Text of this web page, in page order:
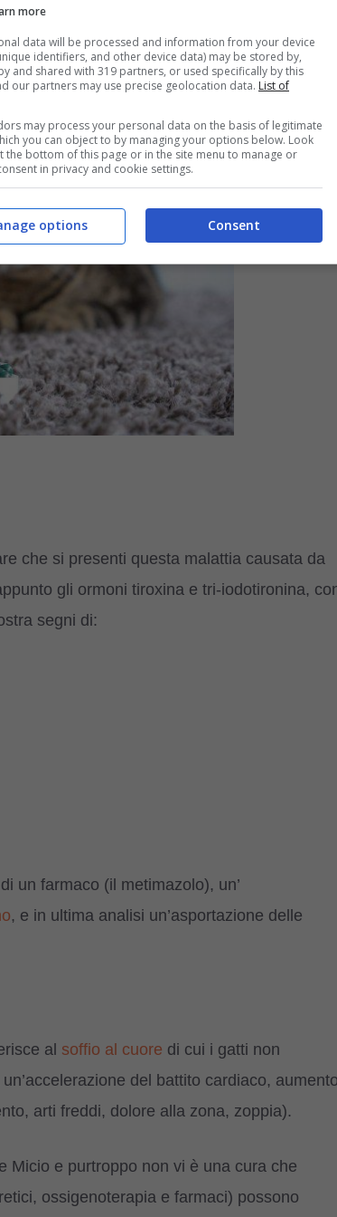
che si presenti questa malattia causata da
gli ormoni tiroxina e tri-iodotironina,
segni di:
un farmaco (il metimazolo), un’
, e in ultima analisi un’asportazione delle
al soffio al cuore di cui i gatti non
del battito cardiaco,
arti freddi, dolore alla zona, zoppia).
Micio e purtroppo non vi è una cura che
ossigenoterapia e farmaci) possono
more
data will be processed and information from your device
identifiers, and other device data) may be stored by,
and shared with 319 partners, or used specifically by this
our partners may use precise geolocation data. List of
may process your personal data on the basis of legitimate
you can object to by managing your options below. Look
the bottom of this page or in the site menu to manage or
in privacy and cookie settings.
Consent
options